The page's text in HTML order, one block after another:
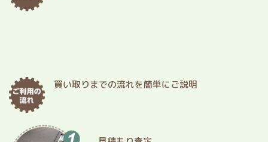
買い取りまでの流れを簡単にご説明